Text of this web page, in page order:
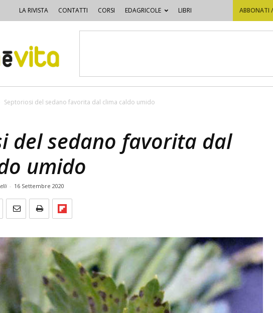
LA RIVISTA CONTATTI CORSI EDAGRICOLE LIBRI ABBONATI
Septoriosi del sedano favorita dal clima caldo umido
del sedano favorita dal
umido
- 16 Settembre 2020